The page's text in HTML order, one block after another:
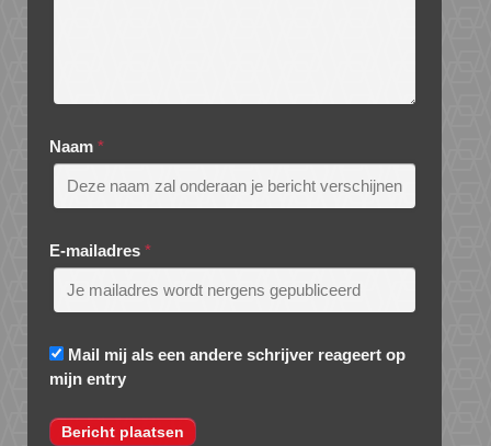
Naam *
E-mailadres *
Mail mij als een andere schrijver reageert op
mijn entry